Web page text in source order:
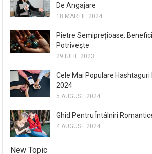
De Angajare
18 MARTIE 2024
Pietre Semiprețioase:
Potrivește
29 IULIE 2023
Cele Mai Populare Hashtaguri
2024
5 AUGUST 2024
Ghid Pentru Întâlniri
4 AUGUST 2024
New Topic